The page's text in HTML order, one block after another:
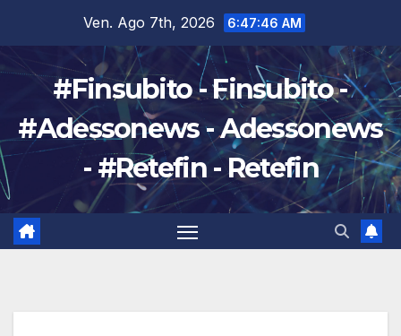
contenuto
Ven. Ago 7th, 2026 6:47:47 AM
#Finsubito - Finsubito -
#Adessonews - Adessonews
- #Retefin - Retefin